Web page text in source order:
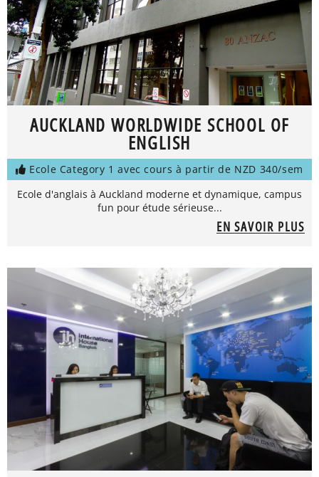
AUCKLAND WORLDWIDE SCHOOL OF
ENGLISH
Ecole Category 1 avec cours à partir de NZD 340/sem
Ecole d'anglais à Auckland moderne et dynamique, campus
fun pour étude sérieuse...
EN SAVOIR PLUS